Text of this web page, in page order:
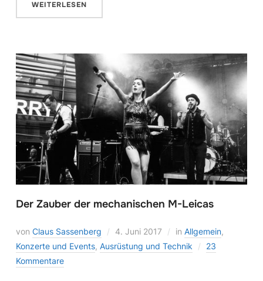
WEITERLESEN
Der Zauber der mechanischen M-Leicas
von Claus Sassenberg 4. Juni 2017 in Allgemein,
Konzerte und Events, Ausrüstung und Technik
23
Kommentare